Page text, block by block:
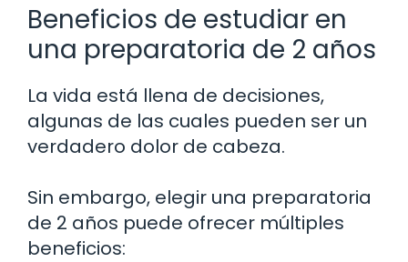
Beneficios de estudiar en
una preparatoria de 2 años
La vida está llena de decisiones,
algunas de las cuales pueden ser un
verdadero dolor de cabeza.
Sin embargo, elegir una preparatoria
de 2 años puede ofrecer múltiples
beneficios: